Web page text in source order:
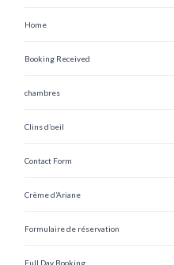
Home
Booking Received
chambres
Clins d’oeil
Contact Form
Crème d’Ariane
Formulaire de réservation
Full Day Booking